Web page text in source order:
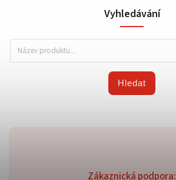
Zákaznická podpora:
Vyhledávání
Hledat